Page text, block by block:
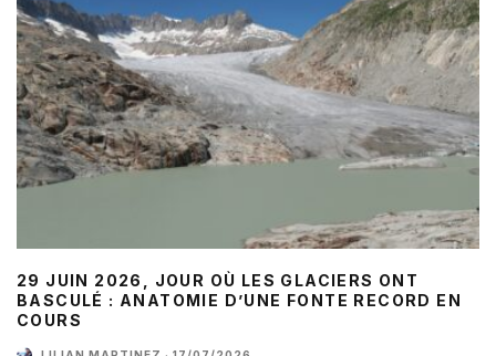
29 JUIN 2026, JOUR OÙ LES GLACIERS ONT
BASCULÉ : ANATOMIE D’UNE FONTE RECORD EN
COURS